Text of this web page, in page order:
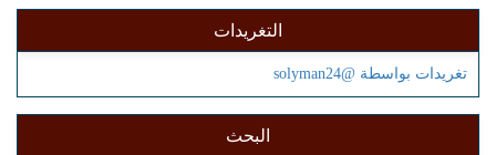
التغريدات
تغريدات بواسطة @solyman24
البحث